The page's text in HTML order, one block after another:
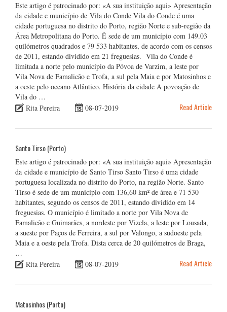
Este artigo é patrocinado por: «A sua instituição aqui» Apresentação
da cidade e município de Vila do Conde Vila do Conde é uma
cidade portuguesa no distrito do Porto, região Norte e sub-região da
Área Metropolitana do Porto. É sede de um município com 149.03
quilómetros quadrados e 79 533 habitantes, de acordo com os censos
de 2011, estando dividido em 21 freguesias. Vila do Conde é
limitada a norte pelo município da Póvoa de Varzim, a leste por
Vila Nova de Famalicão e Trofa, a sul pela Maia e por Matosinhos e
a oeste pelo oceano Atlântico. História da cidade A povoação de
Vila do …
Rita Pereira
08-07-2019 Read Article
Santo Tirso (Porto)
Este artigo é patrocinado por: «A sua instituição aqui» Apresentação
da cidade e município de Santo Tirso Santo Tirso é uma cidade
portuguesa localizada no distrito do Porto, na região Norte. Santo
Tirso é sede de um município com 136,60 km² de área e 71 530
habitantes, segundo os censos de 2011, estando dividido em 14
freguesias. O município é limitado a norte por Vila Nova de
Famalicão e Guimarães, a nordeste por Vizela, a leste por Lousada,
a sueste por Paços de Ferreira, a sul por Valongo, a sudoeste pela
Maia e a oeste pela Trofa. Dista cerca de 20 quilómetros de Braga,
…
Rita Pereira
08-07-2019 Read Article
Matosinhos (Porto)